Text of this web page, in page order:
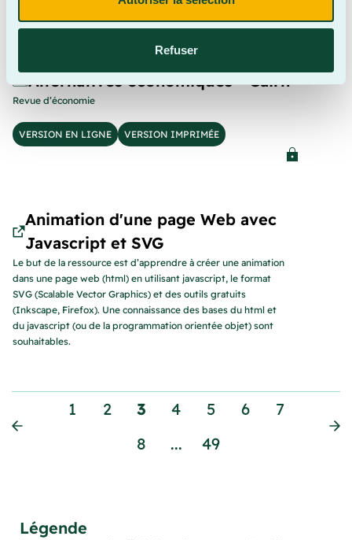
Refuser
Alternatives économiques - Cairn
Revue d’économie
VERSION EN LIGNE VERSION IMPRIMÉE
Animation d'une page Web avec
Javascript et SVG
Le but de la ressource est d’apprendre à créer une animation
dans une page web (html) en utilisant javascript, le format
SVG (Scalable Vector Graphics) et des outils gratuits
(Inkscape, Firefox). Une connaissance des bases du html et
du javascript (ou de la programmation orientée objet) sont
souhaitables.
1 2 3 4 5 6
7
8
... 49
Légende